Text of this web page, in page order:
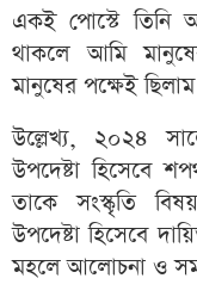
একই পোস্টে তিনি
থাকলে আমি
মানুষের পক্ষেই
উল্লেখ্য, ২০২৪
উপদেষ্টা হিসেবে
তাকে সংস্কৃতি
উপদেষ্টা হিসেবে
মহলে আলোচনা ও